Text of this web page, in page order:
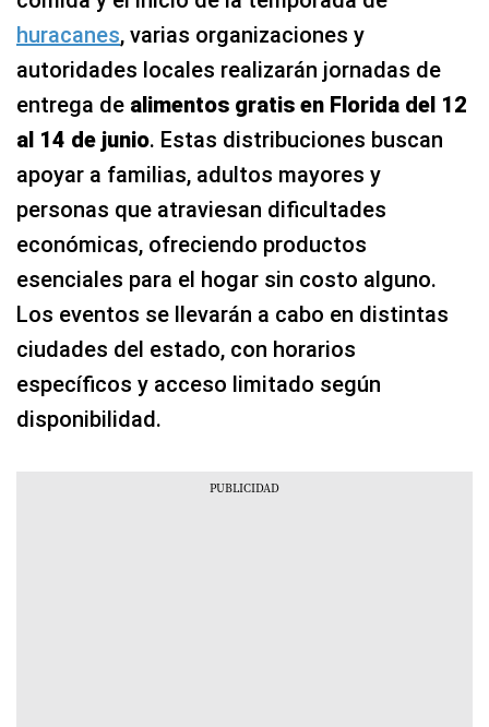
huracanes, varias organizaciones y
autoridades locales realizarán jornadas de
entrega de alimentos gratis en Florida del 12
al 14 de junio. Estas distribuciones buscan
apoyar a familias, adultos mayores y
personas que atraviesan dificultades
económicas, ofreciendo productos
esenciales para el hogar sin costo alguno.
Los eventos se llevarán a cabo en distintas
ciudades del estado, con horarios
específicos y acceso limitado según
disponibilidad.